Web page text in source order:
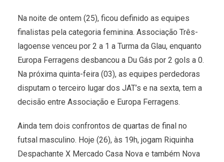
Na noite de ontem (25), ficou definido as equipes
finalistas pela categoria feminina. Associação Três-
lagoense venceu por 2 a 1 a Turma da Glau, enquanto
Europa Ferragens desbancou a Du Gás por 2 gols a 0.
Na próxima quinta-feira (03), as equipes perdedoras
disputam o terceiro lugar dos JAT’s e na sexta, tem a
decisão entre Associação e Europa Ferragens.
Ainda tem dois confrontos de quartas de final no
futsal masculino. Hoje (26), às 19h, jogam Riquinha
Despachante X Mercado Casa Nova e também Nova